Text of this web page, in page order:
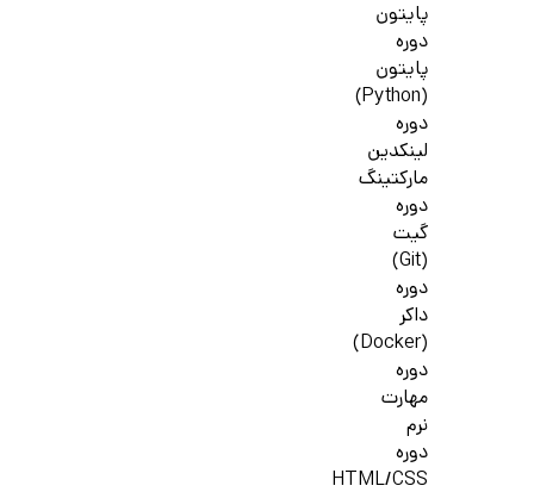
پایتون
دوره
پایتون
(Python)
دوره
لینکدین
مارکتینگ
دوره
گیت
(Git)
دوره
داکر
(Docker)
دوره
مهارت
نرم
دوره
HTML/CSS